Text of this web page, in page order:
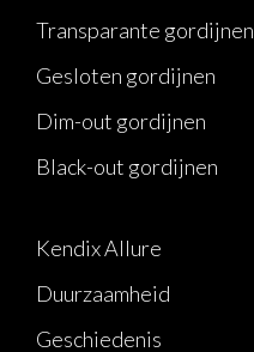
Transparante gordijnen
Gesloten gordijnen
Dim-out gordijnen
Black-out gordijnen
Kendix Allure
Duurzaamheid
Geschiedenis